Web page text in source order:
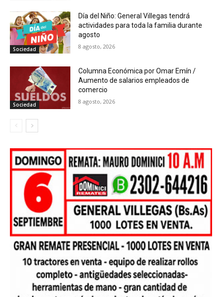
Sociedad
Día del Niño: General Villegas tendrá
actividades para toda la familia durante
agosto
8 agosto, 2026
Sociedad
Columna Económica por Omar Emín /
Aumento de salarios empleados de
comercio
8 agosto, 2026